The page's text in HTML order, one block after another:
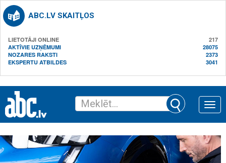
ABC.LV SKAITĻOS
LIETOTĀJI ONLINE
217
AKTĪVIE UZŅĒMUMI
28075
NOZARES RAKSTI
2373
EKSPERTU ATBILDES
3041
Toggle